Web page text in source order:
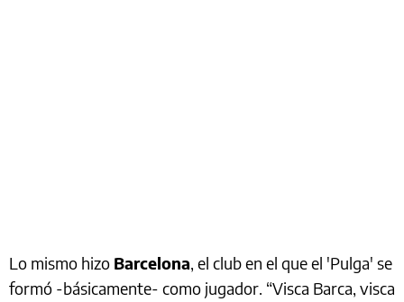
Lo mismo hizo Barcelona, el club en el que el 'Pulga' se
formó -básicamente- como jugador. “Visca Barca, visca